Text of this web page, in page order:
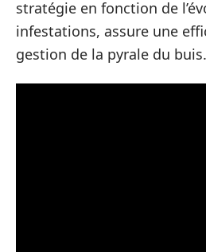
stratégie en fonction de
infestations, assure une
gestion de la pyrale du buis.